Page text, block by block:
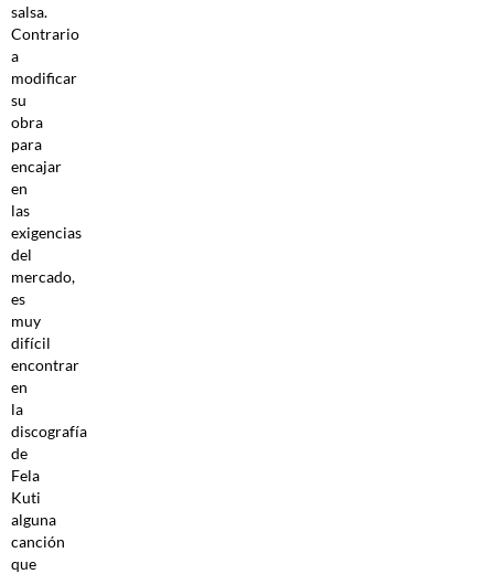
salsa.
Contrario
a
modificar
su
obra
para
encajar
en
las
exigencias
del
mercado,
es
muy
difícil
encontrar
en
la
discografía
de
Fela
Kuti
alguna
canción
que